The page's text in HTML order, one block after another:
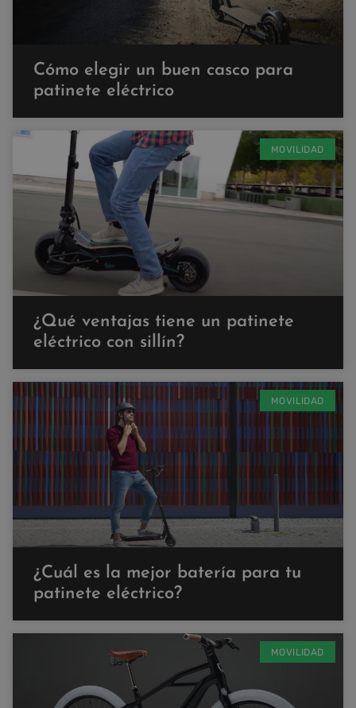
Cómo elegir un buen casco para
patinete eléctrico
MOVILIDAD
¿Qué ventajas tiene un patinete
eléctrico con sillín?
MOVILIDAD
¿Cuál es la mejor batería para tu
patinete eléctrico?
MOVILIDAD